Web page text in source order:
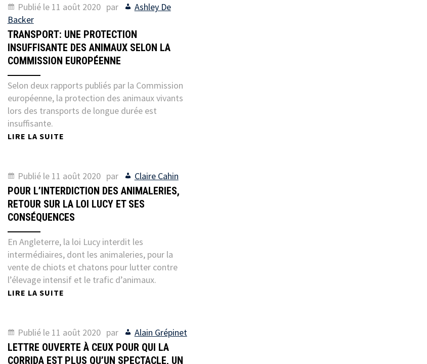
Publié le 11 août 2020 par
Ashley De
Backer
TRANSPORT: UNE PROTECTION
INSUFFISANTE DES ANIMAUX SELON LA
COMMISSION EUROPÉENNE
Selon deux rapports publiés par la Commission
européenne, la protection des animaux vivants
lors des transports de longue durée est
insuffisante.
LIRE LA SUITE
Publié le 11 août 2020 par Claire Cahin
POUR L’INTERDICTION DES ANIMALERIES,
RETOUR SUR LA LOI LUCY ET SES
CONSÉQUENCES
En Angleterre, la loi Lucy interdit les
intermédiaires, dont les animaleries, pour la
vente de chiots et chatons pour lutter contre
l’élevage intensif et le trafic d’animaux.
LIRE LA SUITE
Publié le 11 août 2020 par Alain Grépinet
LETTRE OUVERTE À CEUX POUR QUI LA
CORRIDA EST PLUS QU’UN SPECTACLE, UN